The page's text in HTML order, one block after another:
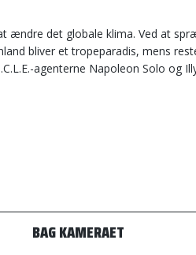
ændre det globale klima. Ved at
bliver et tropeparadis, mens
agenterne Napoleon Solo og
BAG KAMERAET